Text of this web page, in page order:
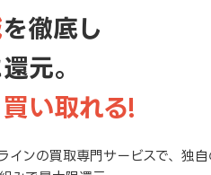
を徹底し
元。
い取れる!
インの買取専門サービスで、独